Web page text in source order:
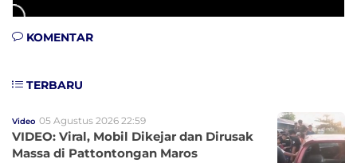
KOMENTAR
TERBARU
Video 05 Agustus 2026 22:59
VIDEO: Viral, Mobil Dikejar dan Dirusak
Massa di Pattontongan Maros